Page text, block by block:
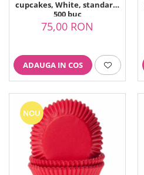
cupcakes, White, standard,
500 buc
75,00 RON
ADAUGA IN COS
NOU